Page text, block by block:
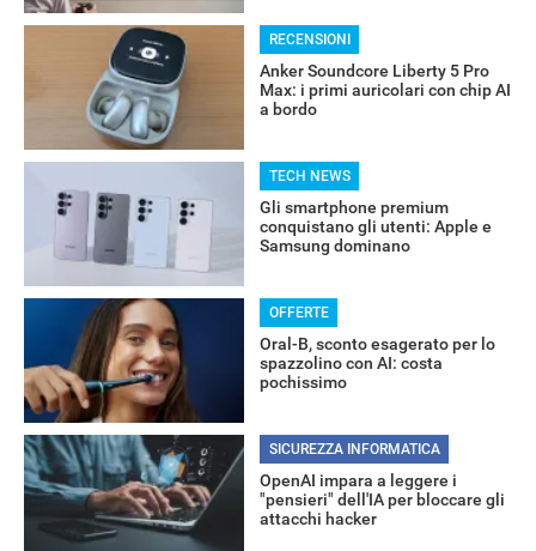
ALTRO
RECENSIONI
Anker Soundcore Liberty 5 Pro
Max: i primi auricolari con chip AI
a bordo
TECH NEWS
Gli smartphone premium
conquistano gli utenti: Apple e
Samsung dominano
OFFERTE
Oral-B, sconto esagerato per lo
spazzolino con AI: costa
pochissimo
SICUREZZA INFORMATICA
OpenAI impara a leggere i
"pensieri" dell'IA per bloccare gli
attacchi hacker